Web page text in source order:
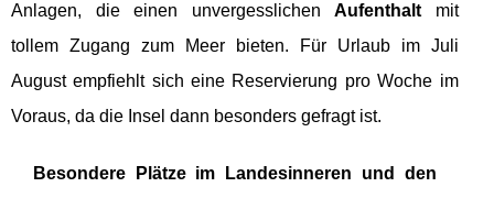
Anlagen, die einen unvergesslichenAufenthalt mit
tollem Zugang zum Meer bieten. Für Urlaub im Juli
August empfiehlt sich eine Reservierung pro Woche im
Voraus, da die Insel dann besonders gefragt ist.
Besondere Plätze im Landesinneren und den